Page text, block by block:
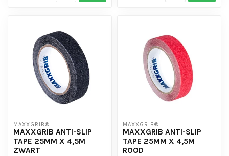
MAXXGRIB®
MAXXGRIB ANTI-SLIP
TAPE 25MM X 4,5M
ZWART
MAXXGRIB®
MAXXGRIB ANTI-SLIP
TAPE 25MM X 4,5M
ROOD